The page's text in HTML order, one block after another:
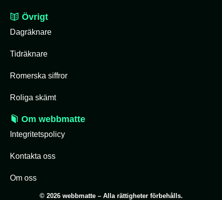
Övrigt
Dagräknare
Tidräknare
Romerska siffror
Roliga skämt
Om webbmatte
Integritetspolicy
Kontakta oss
Om oss
© 2026 webbmatte – Alla rättigheter förbehålls.